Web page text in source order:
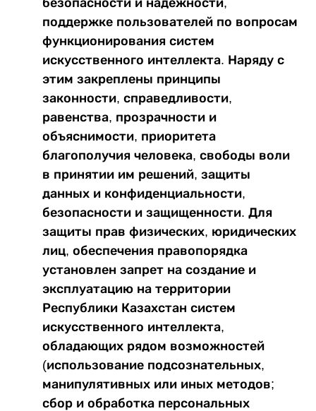
поддержке пользователей по вопросам
функционирования систем
искусственного интеллекта. Наряду с
этим закреплены принципы
законности, справедливости,
равенства, прозрачности и
объяснимости, приоритета
благополучия человека, свободы воли
в принятии им решений, защиты
данных и конфиденциальности,
безопасности и защищенности. Для
защиты прав физических, юридических
лиц, обеспечения правопорядка
установлен запрет на создание и
эксплуатацию на территории
Республики Казахстан систем
искусственного интеллекта,
обладающих рядом возможностей
(использование подсознательных,
манипулятивных или иных методов;
сбор и обработка персональных